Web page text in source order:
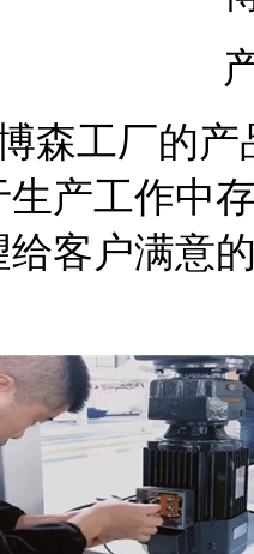
工厂的产
产工作中
客户满意